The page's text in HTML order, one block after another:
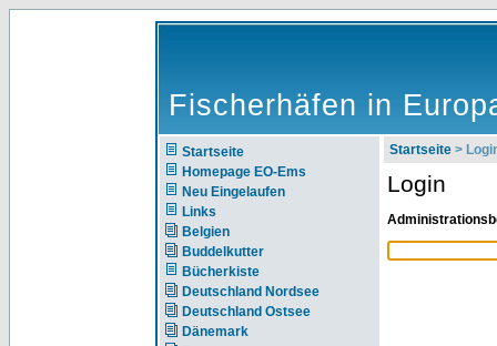
Fischerhäfen in
Startseite
Homepage EO-Ems
Neu Eingelaufen
Links
Belgien
Buddelkutter
Bücherkiste
Deutschland Nordsee
Deutschland Ostsee
Dänemark
Startseite >
Login